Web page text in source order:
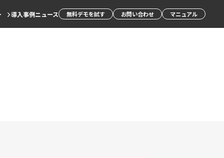
導入事例ニュース 無料デモを試す お問い合わせ マニュアル